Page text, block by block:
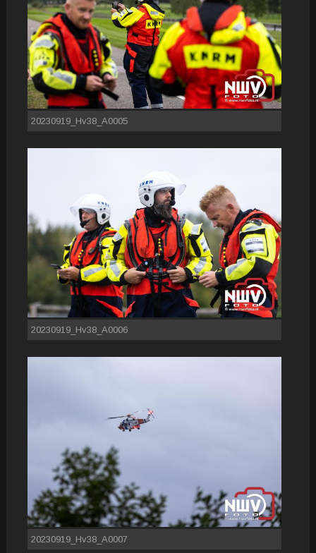
20230919_Hv38_A0005
20230919_Hv38_A0006
20230919_Hv38_A0007